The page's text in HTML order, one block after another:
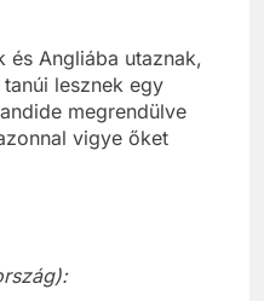
és Angliába utaznak,
lesznek egy
megrendülve
vigye őket